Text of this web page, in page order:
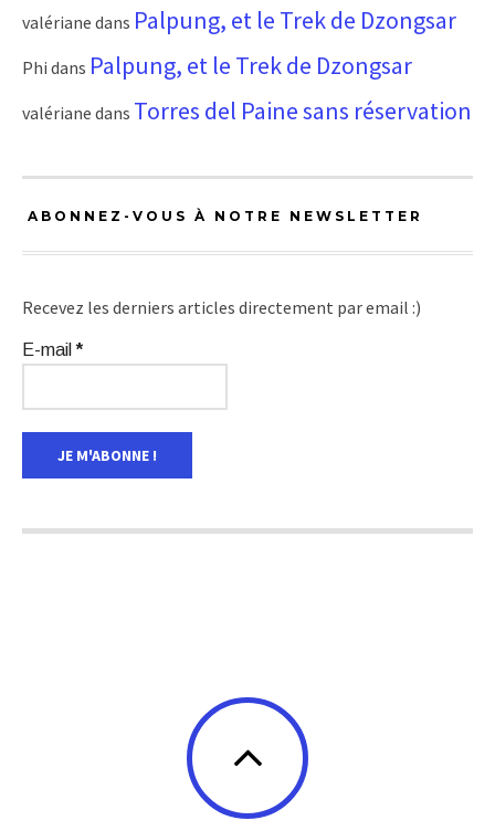
valériane dans Palpung, et le Trek de Dzongsar
Phi dans Palpung, et le Trek de Dzongsar
valériane dans Torres del Paine sans réservation
ABONNEZ-VOUS À NOTRE NEWSLETTER
Recevez les derniers articles directement par email :)
E-mail*